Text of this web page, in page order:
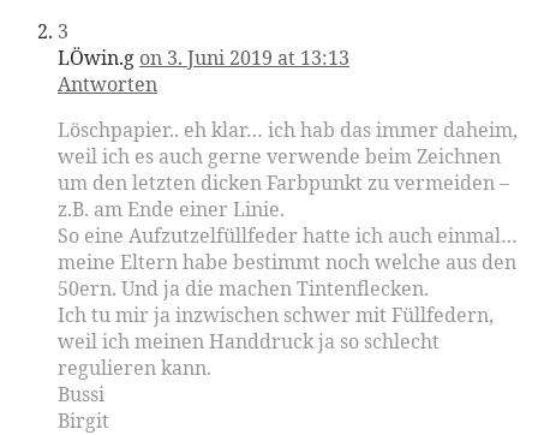
3
LÖwin.g on 3. Juni 2019 at 13:13
Antworten
Löschpapier.. eh klar… ich hab das immer daheim,
weil ich es auch gerne verwende beim Zeichnen
um den letzten dicken Farbpunkt zu vermeiden –
z.B. am Ende einer Linie.
So eine Aufzutzelfüllfeder hatte ich auch einmal…
meine Eltern habe bestimmt noch welche aus den
50ern. Und ja die machen Tintenflecken.
Ich tu mir ja inzwischen schwer mit Füllfedern,
weil ich meinen Handdruck ja so schlecht
regulieren kann.
Bussi
Birgit